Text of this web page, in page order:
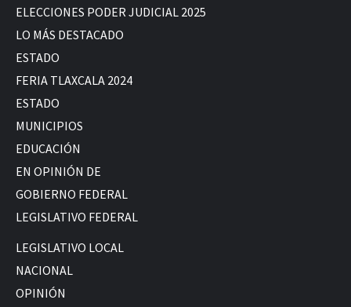
ELECCIONES PODER JUDICIAL 2025
LO MÁS DESTACADO
ESTADO
FERIA TLAXCALA 2024
ESTADO
MUNICIPIOS
EDUCACIÓN
EN OPINIÓN DE
GOBIERNO FEDERAL
LEGISLATIVO FEDERAL
LEGISLATIVO LOCAL
NACIONAL
OPINIÓN